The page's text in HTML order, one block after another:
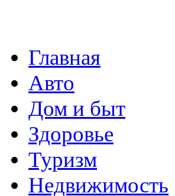
Главная
Авто
Дом и быт
Здоровье
Туризм
Недвижимость